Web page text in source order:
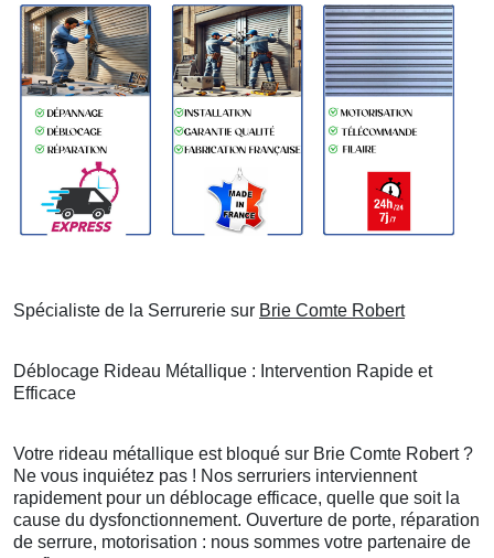
Spécialiste de la Serrurerie sur Brie Comte Robert
Déblocage Rideau Métallique : Intervention Rapide et
Efficace
Votre rideau métallique est bloqué sur Brie Comte Robert ?
Ne vous inquiétez pas ! Nos serruriers interviennent
rapidement pour un déblocage efficace, quelle que soit la
cause du dysfonctionnement. Ouverture de porte, réparation
de serrure, motorisation : nous sommes votre partenaire de